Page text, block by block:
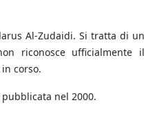
Al-Zudaidi. Si tratta di un
riconosce ufficialmente il
corso.
nel 2000.